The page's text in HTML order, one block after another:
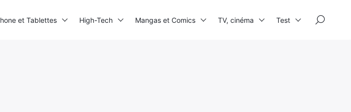
et Tablettes High-Tech Mangas et Comics TV, cinéma Test